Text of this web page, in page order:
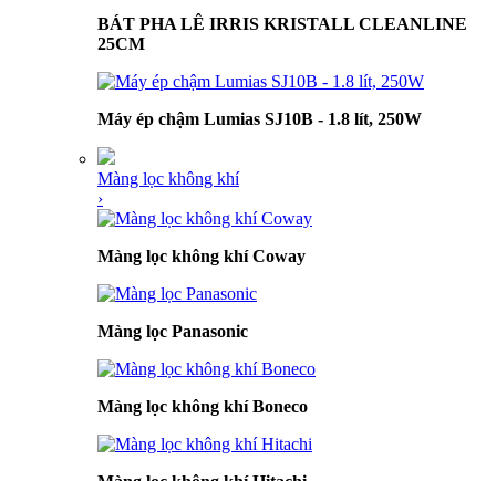
BÁT PHA LÊ IRRIS KRISTALL CLEANLINE
25CM
Máy ép chậm Lumias SJ10B - 1.8 lít, 250W
Màng lọc không khí
›
Màng lọc không khí Coway
Màng lọc Panasonic
Màng lọc không khí Boneco